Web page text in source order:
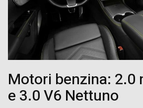
Motori benzina: 2.0
e 3.0 V6 Nettuno